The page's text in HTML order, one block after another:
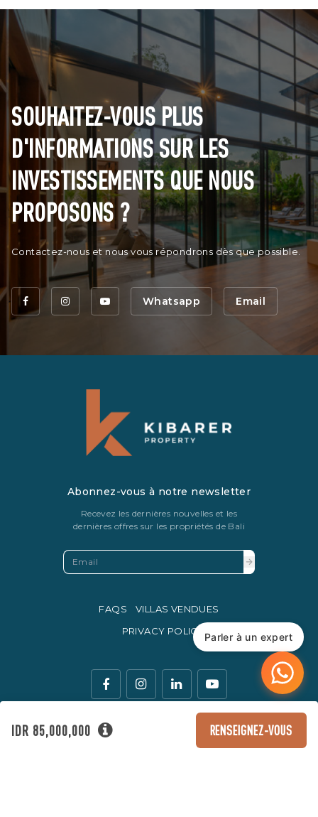
SOUHAITEZ-VOUS PLUS
D'INFORMATIONS SUR LES
INVESTISSEMENTS QUE NOUS
PROPOSONS ?
Contactez-nous et nous vous répondrons dès que possible.
Whatsapp Email
IDR 85,000,000 RENSEIGNEZ-VOUS
Abonnez-vous à notre newsletter
Recevez les dernières nouvelles et les
dernières offres sur les propriétés de Bali
FAQS
VILLAS VENDUES
PRIVACY POLICY
La monnaie légale d'échange en Indonésie est la roupie
Parler à un expert